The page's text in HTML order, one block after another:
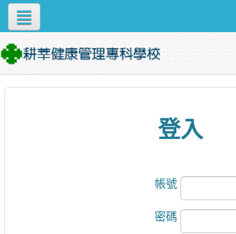
正體中文 ‎(zh_tw)‎ 校園資源
登入
帳號
密碼